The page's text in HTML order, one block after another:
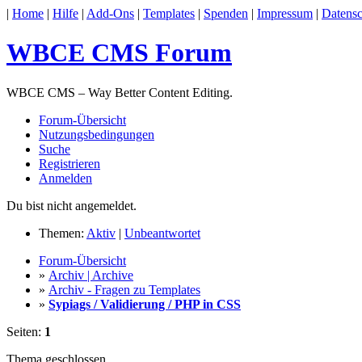
| Home | Hilfe | Add-Ons | Templates | Spenden | Impressum |
WBCE CMS Forum
WBCE CMS – Way Better Content Editing.
Forum-Übersicht
Nutzungsbedingungen
Suche
Registrieren
Anmelden
Du bist nicht angemeldet.
Themen: Aktiv | Unbeantwortet
Forum-Übersicht
» Archiv | Archive
» Archiv - Fragen zu Templates
» Sypiags / Validierung / PHP in CSS
Seiten: 1
Thema geschlossen